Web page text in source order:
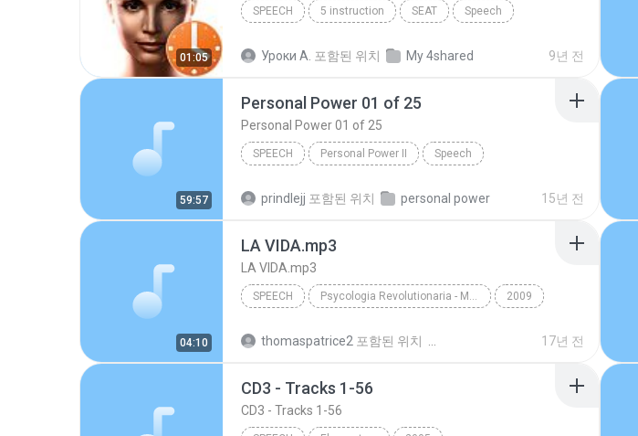
01:05
SPEECH 5 instruction SEAT Speech
Уроки А. 포함된 위치 My 4shared 9년 전
59:57
Personal Power 01 of 25
Personal Power 01 of 25
SPEECH Personal Power II Speech
prindlejj 포함된 위치 personal power 15년 전
04:10
LA VIDA.mp3
LA VIDA.mp3
SPEECH Psycologia Revolutionaria - Maestro Samael Aun Weor 2009
thomaspatrice2 포함된 위치 17년 전
CD3 - Tracks 1-56
CD3 - Tracks 1-56